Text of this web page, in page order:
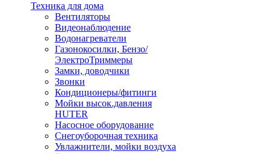
Техника для дома
Вентиляторы
Видеонаблюдение
Водонагреватели
Газонокосилки, Бензо/
ЭлектроТриммеры
Замки, доводчики
Звонки
Кондиционеры/фитинги
Мойки высок.давления
HUTER
Насосное оборудование
Снегоуборочная техника
Увлажнители, мойки воздуха